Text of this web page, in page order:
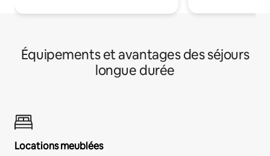
Équipements et avantages des séjours
longue durée
Locations meublées